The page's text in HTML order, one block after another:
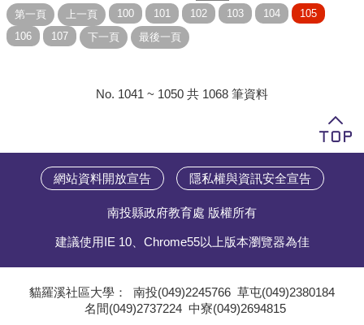
No. 1041 ~ 1050 共 1068 筆資料
網站資料開放宣告 隱私權與資訊安全宣告
南投縣政府教育處 版權所有
建議使用IE 10、Chrome55以上版本瀏覽器為佳
貓羅溪社區大學： 南投(049)2245766 草屯(049)2380184
名間(049)2737224 中寮(049)2694815